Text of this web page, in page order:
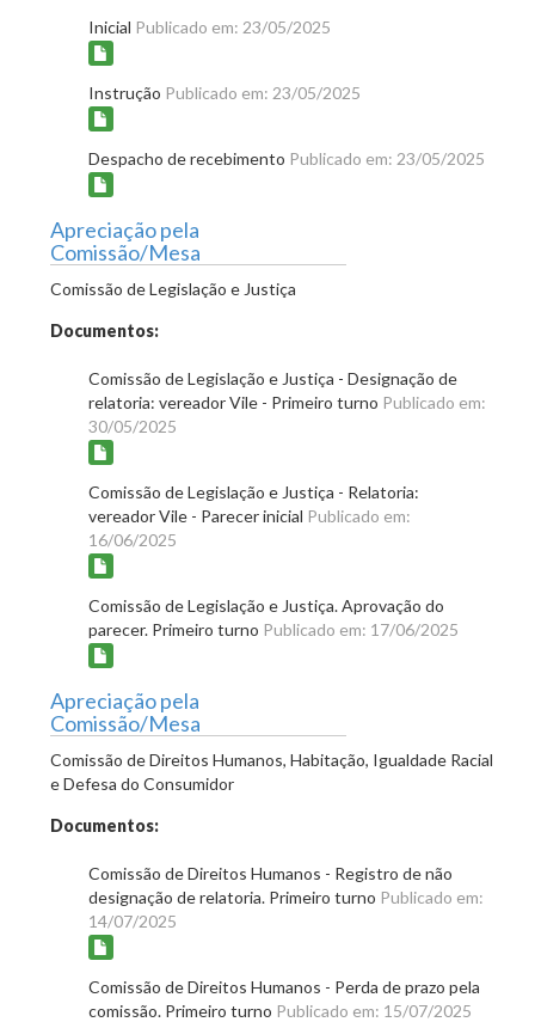
Inicial Publicado em: 23/05/2025
Instrução Publicado em: 23/05/2025
Despacho de recebimento Publicado em: 23/05/2025
Apreciação pela
Comissão/Mesa
Comissão de Legislação e Justiça
Documentos:
Comissão de Legislação e Justiça - Designação de
relatoria: vereador Vile - Primeiro turno Publicado em:
30/05/2025
Comissão de Legislação e Justiça - Relatoria:
vereador Vile - Parecer inicial Publicado em:
16/06/2025
Comissão de Legislação e Justiça. Aprovação do
parecer. Primeiro turno Publicado em: 17/06/2025
Apreciação pela
Comissão/Mesa
Comissão de Direitos Humanos, Habitação, Igualdade Racial
e Defesa do Consumidor
Documentos:
Comissão de Direitos Humanos - Registro de não
designação de relatoria. Primeiro turno Publicado em:
14/07/2025
Comissão de Direitos Humanos - Perda de prazo pela
comissão. Primeiro turno Publicado em: 15/07/2025